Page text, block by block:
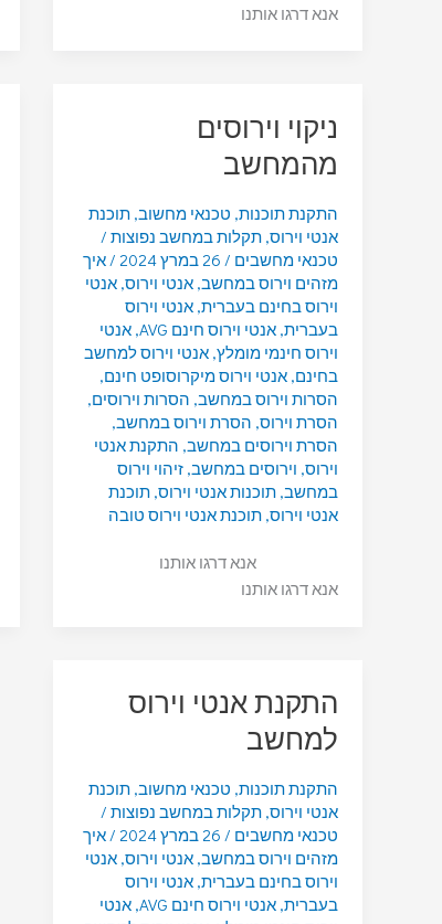
אנא דרגו אותנו
ניקוי וירוסים
מהמחשב
התקנת תוכנות, טכנאי מחשוב,תוכנת
אנטי וירוס,תקלות במחשב נפוצות /
טכנאי מחשבים / 26 במרץ 2024 /איך
מזהים וירוס במחשב,אנטי וירוס,אנטי
וירוס בחינם בעברית,אנטי וירוס
בעברית,אנטי וירוס חינם AVG ,אנטי
וירוס חינמי מומלץ,אנטי וירוס למחשב
בחינם,אנטי וירוס מיקרוסופט חינם,
הסרות וירוס במחשב, הסרות וירוסים,
הסרת וירוס, הסרת וירוס במחשב,
הסרת וירוסים במחשב, התקנת אנטי
וירוס, וירוסים במחשב,זיהוי וירוס
במחשב,תוכנות אנטי וירוס,תוכנת
אנטי וירוס,תוכנת אנטי וירוס טובה
אנא דרגו אותנו
אנא דרגו אותנו
התקנת אנטי וירוס
למחשב
התקנת תוכנות, טכנאי מחשוב,תוכנת
אנטי וירוס,תקלות במחשב נפוצות /
טכנאי מחשבים / 26 במרץ 2024 /איך
מזהים וירוס במחשב,אנטי וירוס,אנטי
וירוס בחינם בעברית,אנטי וירוס
בעברית,אנטי וירוס חינם AVG ,אנטי